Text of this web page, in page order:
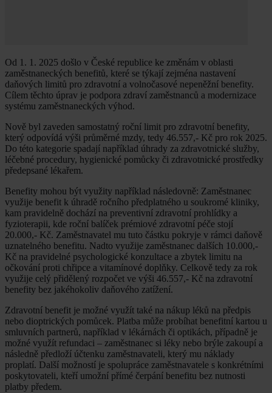
Od 1. 1. 2025 došlo v České republice ke změnám v oblasti
zaměstnaneckých benefitů, které se týkají zejména nastavení
daňových limitů pro zdravotní a volnočasové nepeněžní benefity.
Cílem těchto úprav je podpora zdraví zaměstnanců a modernizace
systému zaměstnaneckých výhod.
Nově byl zaveden samostatný roční limit pro zdravotní benefity,
který odpovídá výši průměrné mzdy, tedy 46.557,- Kč pro rok 2025.
Do této kategorie spadají například úhrady za zdravotnické služby,
léčebné procedury, hygienické pomůcky či zdravotnické prostředky
předepsané lékařem.
Benefity mohou být využity například následovně: Zaměstnanec
využije benefit k úhradě ročního předplatného u soukromé kliniky,
kam pravidelně dochází na preventivní zdravotní prohlídky a
fyzioterapii, kde roční balíček prémiové zdravotní péče stojí
20.000,- Kč. Zaměstnavatel mu tuto částku pokryje v rámci daňově
uznatelného benefitu. Nadto využije zaměstnanec dalších 10.000,-
Kč na pravidelné psychologické konzultace a zbytek limitu na
očkování proti chřipce a vitamínové doplňky. Celkově tedy za rok
využije celý přidělený rozpočet ve výši 46.557,- Kč na zdravotní
benefity bez jakéhokoliv daňového zatížení.
Zdravotní benefit je možné využít také na nákup léků na předpis
nebo dioptrických pomůcek. Platba může probíhat benefitní kartou u
smluvních partnerů, například v lékárnách či optikách, případně je
možné využít refundaci – zaměstnanec si léky nebo brýle zakoupí a
následně předloží účtenku zaměstnavateli, který mu náklady
proplatí. Další možností je spolupráce zaměstnavatele s konkrétními
poskytovateli, kteří umožní přímé čerpání benefitu bez nutnosti
platby předem.